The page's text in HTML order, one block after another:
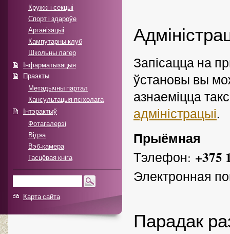
Кружкі і секцыі
Спорт і здароўе
Арганізацыі
Кампутарны клуб
Школьны лагер
Інфарматызацыя
Праэкты
Метадычны партал
Кансультацыя псіхолага
Інтэрактыў
Фотагалерэі
Відэа
Вэб-камера
Гасцёвая кніга
Карта сайта
Запісацца на
ўстановы вы
азнаеміцца
адміністрацыі.
Прыёмная
Тэлефон: +375
Электронная
Парадак